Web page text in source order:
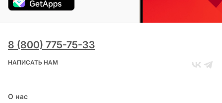
8 (800) 775-75-33
НАПИСАТЬ НАМ
О нас